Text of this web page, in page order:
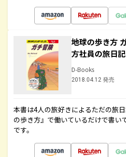
地球の歩き方
方社員の旅日
D-Books
2018.04.12 発売
本書は4人の旅好きによるただの旅
の歩き方』で働いているだけで書い
です。